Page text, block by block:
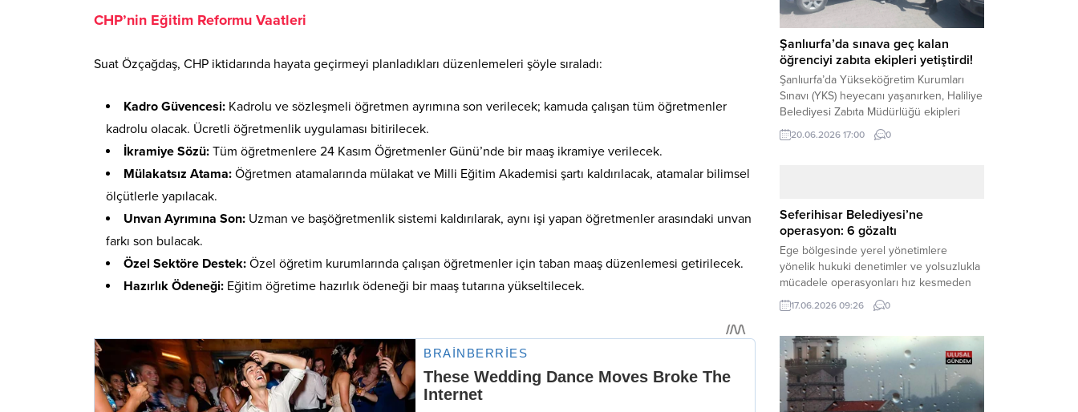
CHP’nin Eğitim Reformu Vaatleri
Suat Özçağdaş, CHP iktidarında hayata geçirmeyi planladıkları düzenlemeleri şöyle sıraladı:
Kadro Güvencesi: Kadrolu ve sözleşmeli öğretmen ayrımına son verilecek; kamuda çalışan tüm öğretmenler
kadrolu olacak. Ücretli öğretmenlik uygulaması bitirilecek.
İkramiye Sözü: Tüm öğretmenlere 24 Kasım Öğretmenler Günü’nde bir maaş ikramiye verilecek.
Mülakatsız Atama: Öğretmen atamalarında mülakat ve Milli Eğitim Akademisi şartı kaldırılacak, atamalar bilimsel
ölçütlerle yapılacak.
Unvan Ayrımına Son: Uzman ve başöğretmenlik sistemi kaldırılarak, aynı işi yapan öğretmenler arasındaki unvan
farkı son bulacak.
Özel Sektöre Destek: Özel öğretim kurumlarında çalışan öğretmenler için taban maaş düzenlemesi getirilecek.
Hazırlık Ödeneği: Eğitim öğretime hazırlık ödeneği bir maaş tutarına yükseltilecek.
Şanlıurfa’da sınava geç kalan
öğrenciyi zabıta ekipleri yetiştirdi!
Şanlıurfa’da Yükseköğretim Kurumları
Sınavı (YKS) heyecanı yaşanırken, Haliliye
Belediyesi Zabıta Müdürlüğü ekipleri
geleceğini belirleyecek sınava geç kalma
tehlikesiyle karşı karşıya kalan bir
yolunu tutan binlerce aday arasında,
sınav yerine zamanında ulaşamayan bir
öğrenci büyük bir panik yaşadı....
20.06.2026 17:00 0
Seferihisar Belediyesi’ne
operasyon: 6 gözaltı
Ege bölgesinde yerel yönetimlere
yönelik hukuki denetimler ve yolsuzlukla
mücadele operasyonları hız kesmeden
devam ediyor. İzmir’in turistik ilçelerinden
Seferihisar Belediyesi, sabah saatlerinde
operasyonuyla sarsıldı. Haber Merkezi –
İzmir Cumhuriyet Başsavcılığı
koordinesinde yürütülen geniş kapsamlı
yolsuzluk ve mali suçlar soruşturması
17.06.2026 09:26 0